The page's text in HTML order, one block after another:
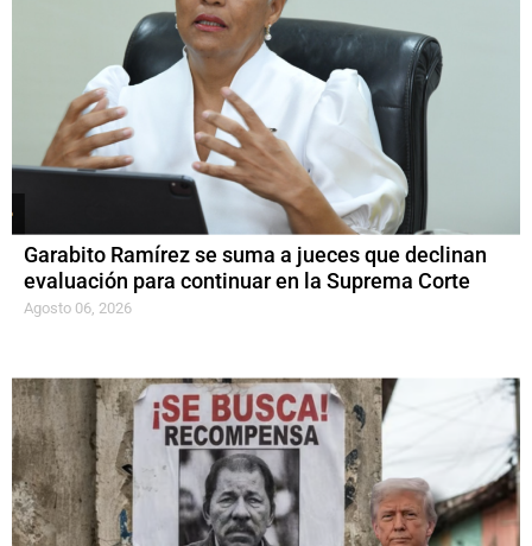
Garabito Ramírez se suma a jueces que declinan
evaluación para continuar en la Suprema Corte
Agosto 06, 2026